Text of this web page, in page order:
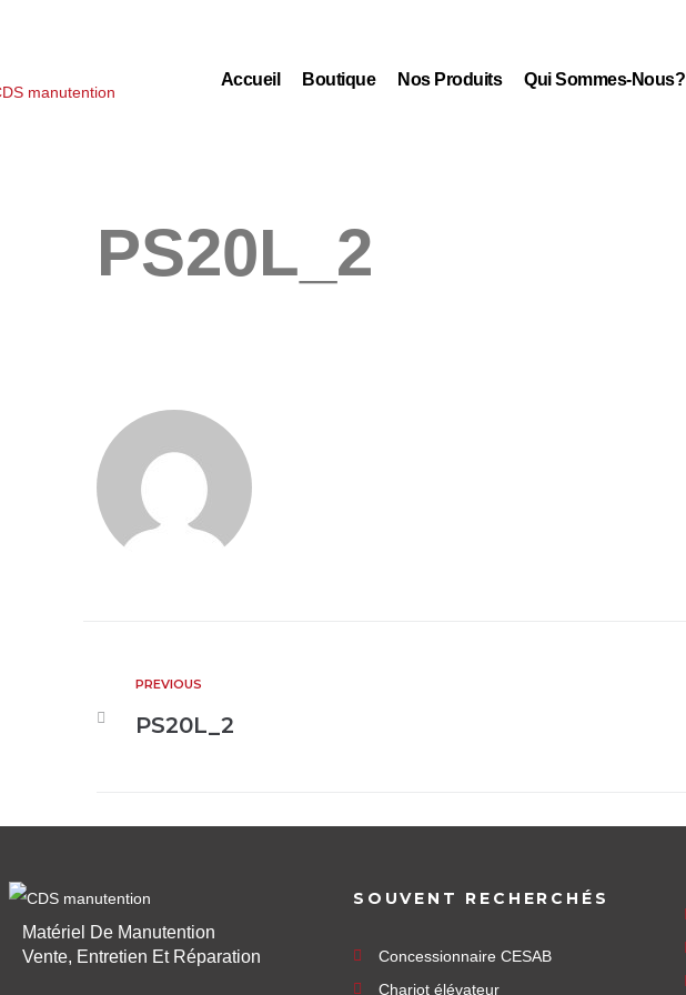
Accueil Boutique Nos Produits Qui Sommes-Nous?
PS20L_2
PREVIOUS
PS20L_2
Matériel De Manutention
Vente, Entretien Et Réparation
SOUVENT RECHERCHÉS
Concessionnaire CESAB
Chariot élévateur